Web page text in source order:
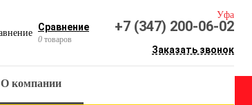
Сравнение
0 товаров
Уфа
+7 (347) 200-06-02
Заказать звонок
О компании